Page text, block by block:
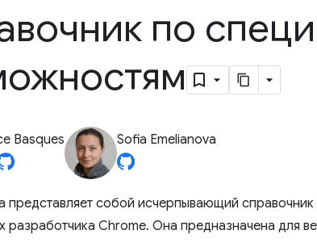
по
Basques Sofia Emelianova
представляет собой исчерпывающий
разработчика Chrome. Она предназначена для